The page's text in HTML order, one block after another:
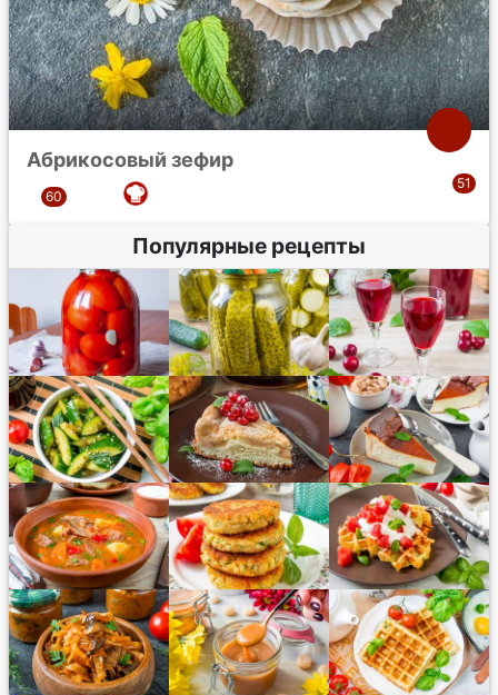
Абрикосовый зефир
Популярные рецепты